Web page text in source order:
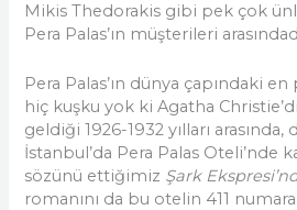
Mikis Thedorakis gibi pek çok
Pera Palas’ın müşterileri
Pera Palas’ın dünya çapındaki
hiç kuşku yok ki Agatha
geldiği 1926-1932 yılları
İstanbul’da Pera Palas Oteli’nde
sözünü ettiğimiz Şark
romanını da bu otelin 411